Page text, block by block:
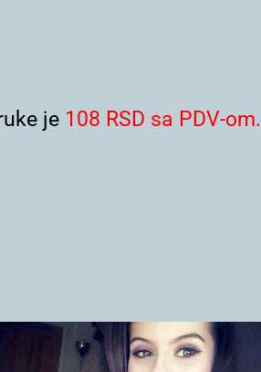
je 108 RSD sa PDV-om.